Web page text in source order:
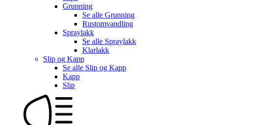
Grunning
Se alle Grunning
Rustomvandling
Spraylakk
Se alle Spraylakk
Klarlakk
Slip og Kapp
Se alle Slip og Kapp
Kapp
Slip